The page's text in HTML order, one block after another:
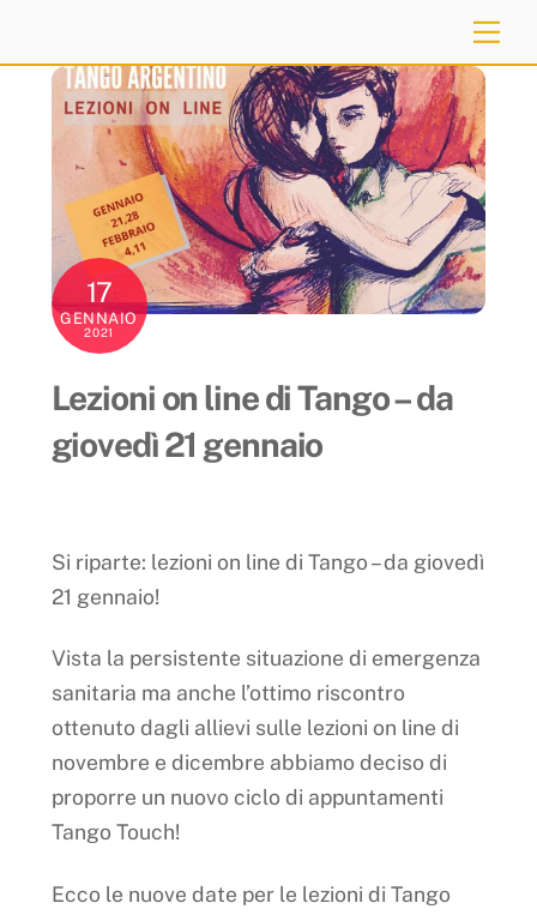
content
17
GENNAIO
2021
Lezioni on line di Tango – da
giovedì 21 gennaio
Si riparte: lezioni on line di Tango – da giovedì
21 gennaio!
Vista la persistente situazione di emergenza
sanitaria ma anche l’ottimo riscontro
ottenuto dagli allievi sulle lezioni on line di
novembre e dicembre abbiamo deciso di
proporre un nuovo ciclo di appuntamenti
Tango Touch!
Ecco le nuove date per le lezioni di Tango